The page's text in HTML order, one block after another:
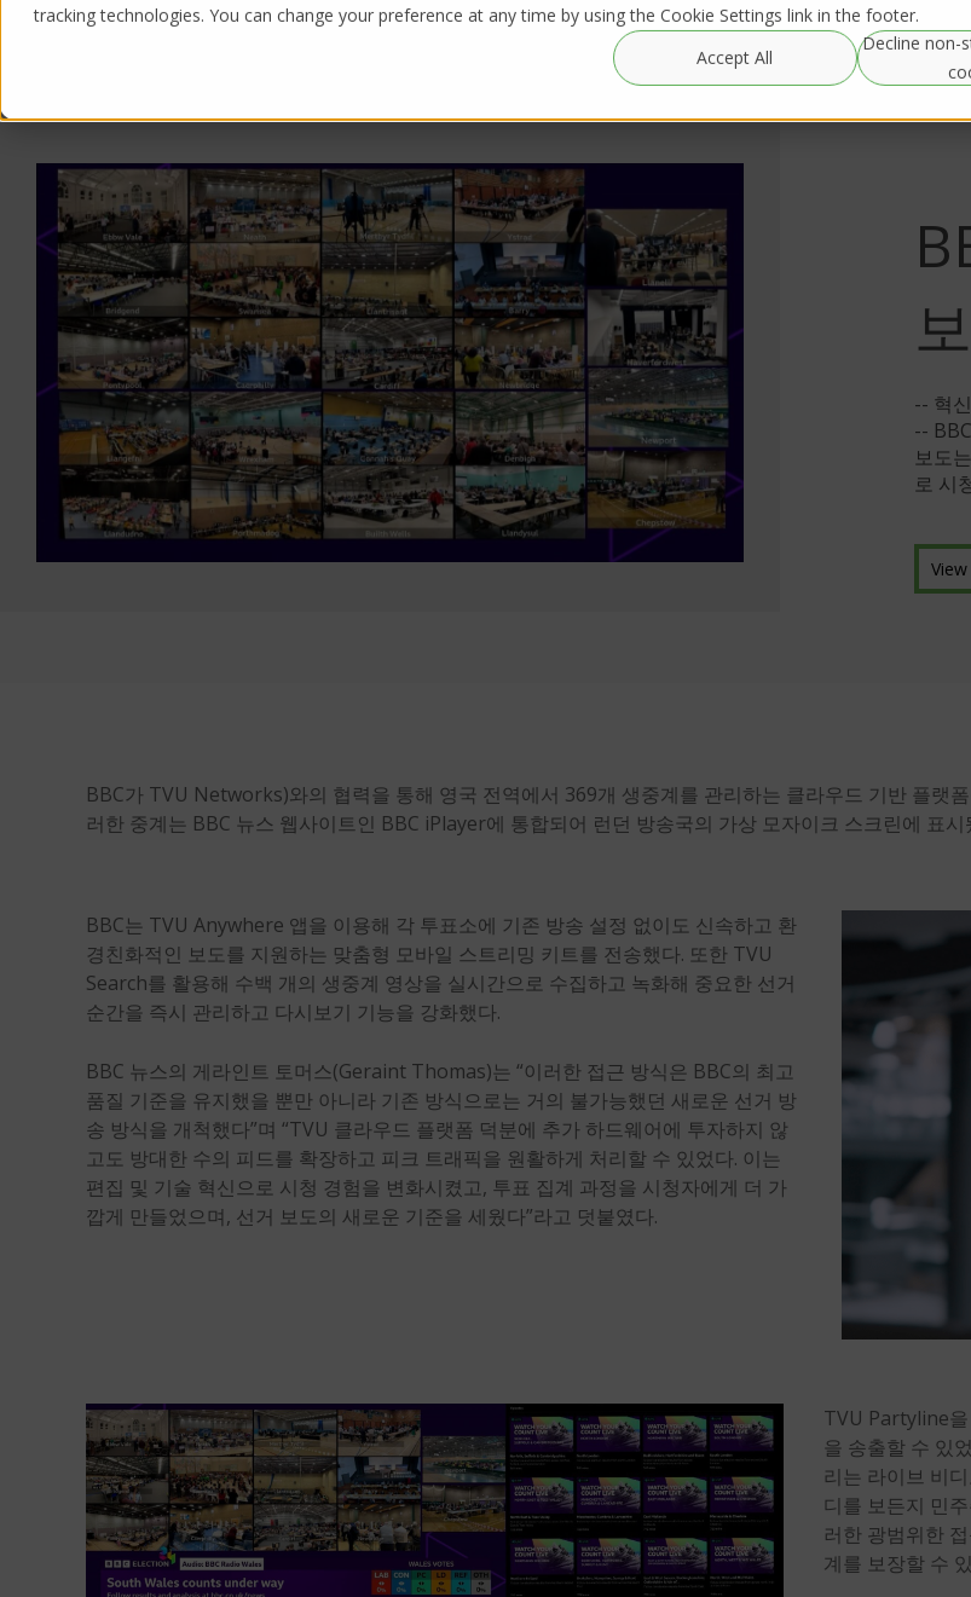
tracking technologies. You can change your preference at any time by using the Cookie Settings link in the footer.
Accept All
Decline non-
Resources IRL Streaming
-- 혁
--
보도
로 시
BBC가 TVU Networks)와의 협력을 통해 영국 전역에서 369개 생중계를 관리하는 클라우드 기반 플랫
러한 중계는 BBC 뉴스 웹사이트인 BBC iPlayer에 통합되어 런던 방송국의 가상 모자이크 스크린에 표
BBC는 TVU Anywhere 앱을 이용해 각 투표소에 기존 방송 설정 없이도 신속하고 환
경친화적인 보도를 지원하는 맞춤형 모바일 스트리밍 키트를 전송했다. 또한 TVU
Search를 활용해 수백 개의 생중계 영상을 실시간으로 수집하고 녹화해 중요한 선거
순간을 즉시 관리하고 다시보기 기능을 강화했다.
BBC 뉴스의 게라인트 토머스(Geraint Thomas)는 “이러한 접근 방식은 BBC의 최고
품질 기준을 유지했을 뿐만 아니라 기존 방식으로는 거의 불가능했던 새로운 선거 방
송 방식을 개척했다”며 “TVU 클라우드 플랫폼 덕분에 추가 하드웨어에 투자하지 않
고도 방대한 수의 피드를 확장하고 피크 트래픽을 원활하게 처리할 수 있었다. 이는
편집 및 기술 혁신으로 시청 경험을 변화시켰고, 투표 집계 과정을 시청자에게 더 가
깝게 만들었으며, 선거 보도의 새로운 기준을 세웠다”라고 덧붙였다.
TVU Partyline을
을 송출할 수 있
리는 라이브 비
디를 보든지 민
러한 광범위한
계를 보장할 수